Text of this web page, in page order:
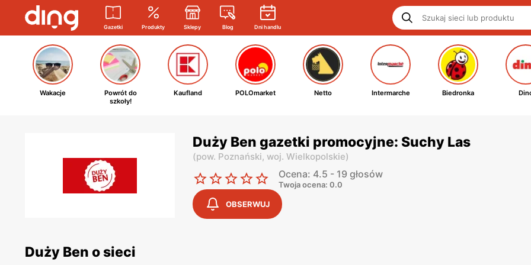
Gazetki Produkty Sklepy Blog Dni handlu
Wakacje
Powrót do
szkoły!
Kaufland POLOmarket Netto Intermarche Biedronka
Duży Ben gazetki promocyjne: Suchy Las
(pow. Poznański, woj. Wielkopolskie)
Ocena: 4.5 - 19 głosów
Twoja ocena: 0.0
OBSERWUJ
Duży Ben o sieci